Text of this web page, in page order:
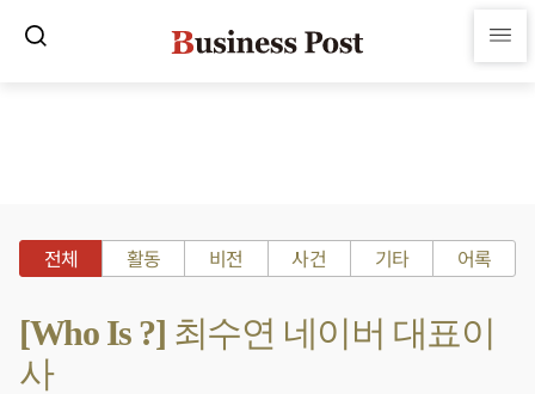
전체 활동 비전 사건 기타 어록
[Who Is ?] 최수연 네이버 대표이
사